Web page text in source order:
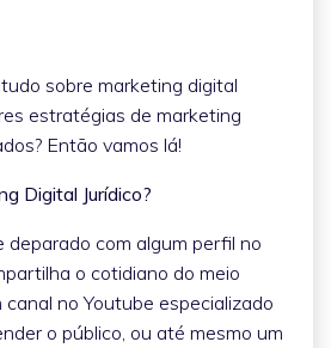
sobre marketing digital
estratégias de marketing
Então vamos lá!
Digital Jurídico?
deparado com algum perfil no
o cotidiano do meio
canal no Youtube especializado
o público, ou até mesmo um